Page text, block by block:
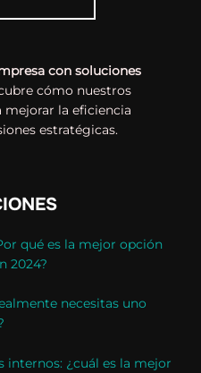
con soluciones
cómo nuestros
mejorar la eficiencia
estratégicas.
qué es la mejor opción
2024?
necesitas uno
internos: ¿cuál es la mejor